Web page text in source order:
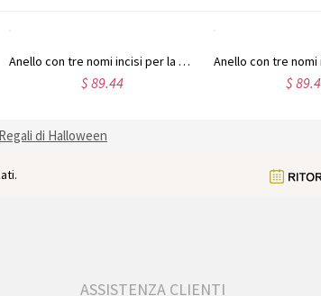
Anello con tre nomi incisi per la mamma, placcato oro
$ 89.44 $
Regali di Halloween
ASSISTENZA CLIENTI